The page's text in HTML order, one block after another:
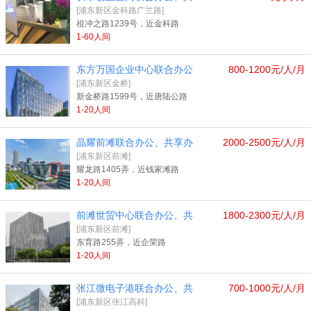
[浦东新区金科路广兰路]
祖冲之路1239号，近金科路
1-60人间
800-1200元/人/月
东方万国企业中心联合办公
[浦东新区金桥]
新金桥路1599号，近唐陆公路
1-20人间
2000-2500元/人/月
晶耀前滩联合办公、共享办
[浦东新区前滩]
耀龙路1405弄，近钱家滩路
1-20人间
1800-2300元/人/月
前滩世贸中心联合办公、共
[浦东新区前滩]
东育路255弄，近企荣路
1-20人间
700-1000元/人/月
张江微电子港联合办公、共
[浦东新区张江高科]